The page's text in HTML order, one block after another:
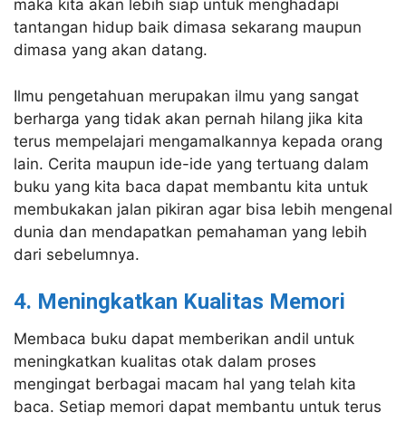
maka kita akan lebih siap untuk menghadapi
tantangan hidup baik dimasa sekarang maupun
dimasa yang akan datang.
Ilmu pengetahuan merupakan ilmu yang sangat
berharga yang tidak akan pernah hilang jika kita
terus mempelajari mengamalkannya kepada orang
lain. Cerita maupun ide-ide yang tertuang dalam
buku yang kita baca dapat membantu kita untuk
membukakan jalan pikiran agar bisa lebih mengenal
dunia dan mendapatkan pemahaman yang lebih
dari sebelumnya.
4. Meningkatkan Kualitas Memori
Membaca buku dapat memberikan andil untuk
meningkatkan kualitas otak dalam proses
mengingat berbagai macam hal yang telah kita
baca. Setiap memori dapat membantu untuk terus